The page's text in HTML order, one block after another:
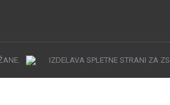
IZDELAVA SPLETNE STRANI ZA